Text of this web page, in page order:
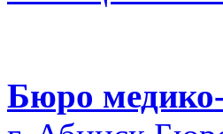
Бюро